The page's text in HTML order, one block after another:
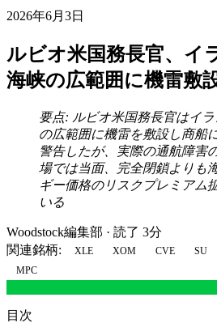
2026年6月3日
ルビオ米国務長官、イ
海峡の広範囲に機雷敷
要点: ルビオ米国務長官はイ
の広範囲に機雷を敷設し商船
警告したが、実際の通航障害
場では当面、完全閉鎖よりも
ギー価格のリスクプレミアム
いる
Woodstock編集部 · 読了 3分
関連銘柄:
XLE XOM CVE SU
MPC
目次